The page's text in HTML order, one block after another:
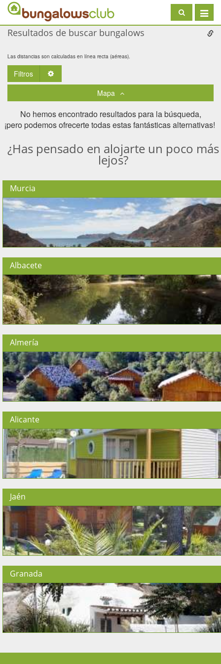
Toggle
Resultados de buscar bungalows
Las distancias son calculadas en línea recta (aéreas).
Filtros
Mapa
No hemos encontrado resultados para la búsqueda,
¡pero podemos ofrecerte todas estas fantásticas alternativas! ​
¿Has pensado en alojarte un poco más
lejos?
Murcia
Albacete
Almería
Alicante
Jaén
Granada